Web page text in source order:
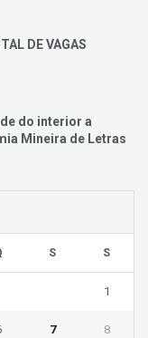
DE VAGAS
do interior a
Mineira de Letras
S S
1
7 8